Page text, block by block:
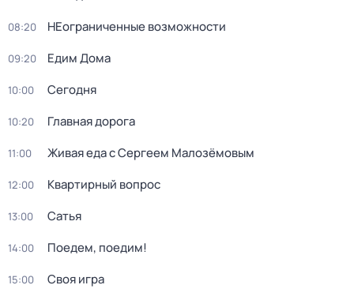
08:20 НЕограниченные возможности
09:20 Едим Дома
10:00 Сегодня
10:20 Главная дорога
11:00 Живая еда с Сергеем Малозёмовым
12:00 Квартирный вопрос
13:00 Сатья
14:00 Поедем, поедим!
15:00 Своя игра